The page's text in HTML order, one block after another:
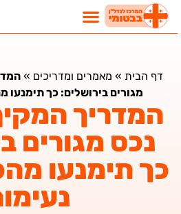
דף הבית»מאמרים ומדריכים»
מגורים בירושלים: כך תימנעו
המדריך
נכס מגורים
כך תימנעו